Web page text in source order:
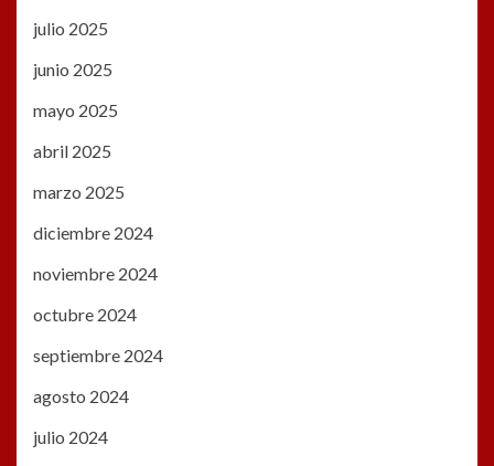
julio 2025
junio 2025
mayo 2025
abril 2025
marzo 2025
diciembre 2024
noviembre 2024
octubre 2024
septiembre 2024
agosto 2024
julio 2024